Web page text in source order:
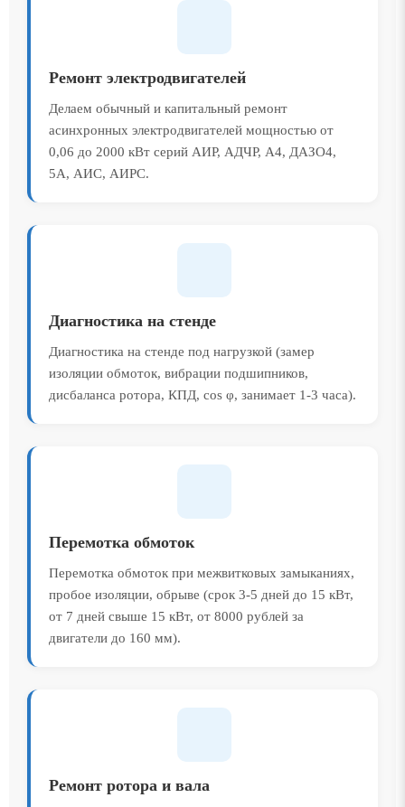
Ремонт электродвигателей
Делаем обычный и капитальный ремонт
асинхронных электродвигателей мощностью от
0,06 до 2000 кВт серий АИР, АДЧР, А4, ДАЗО4,
5А, АИС, АИРС.
Диагностика на стенде
Диагностика на стенде под нагрузкой (замер
изоляции обмоток, вибрации подшипников,
дисбаланса ротора, КПД, cos φ, занимает 1-3 часа).
Перемотка обмоток
Перемотка обмоток при межвитковых замыканиях,
пробое изоляции, обрыве (срок 3-5 дней до 15 кВт,
от 7 дней свыше 15 кВт, от 8000 рублей за
двигатели до 160 мм).
Ремонт ротора и вала